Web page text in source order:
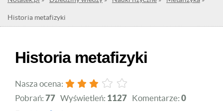
Historia metafizyki
Historia metafizyki
Nasza ocena:
Pobrań: 77 Wyświetleń: 1127 Komentarze: 0